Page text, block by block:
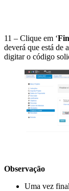
11 – Clique em ‘
deverá que está de
digitar o código
Observação
Uma vez